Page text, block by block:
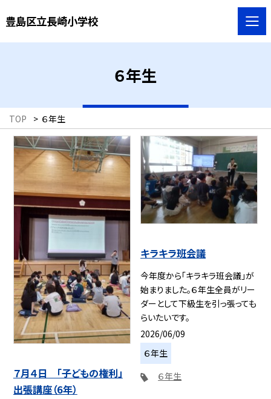
豊島区立長崎小学校
６年生
TOP > ６年生
７月４日 「子どもの権利」
出張講座（6年）
キラキラ班会議
今年度から「キラキラ班会議」が
始まりました。６年生全員がリー
ダーとして下級生を引っ張っても
らいたいです。
2026/06/09
６年生
６年生